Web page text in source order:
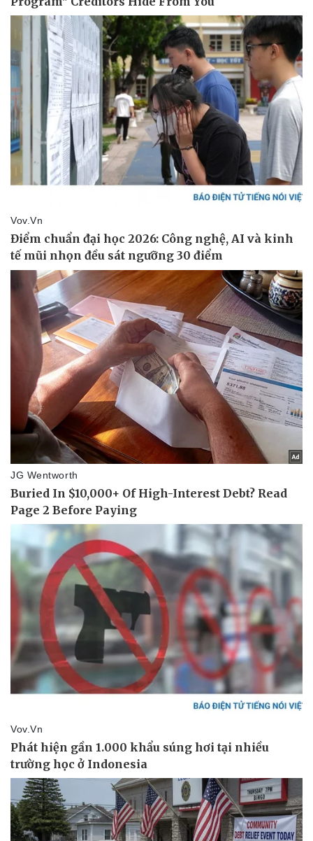
Pháp luật
Tin nóng
Tư vấn luật
Quân sự - Quốc phòng
Vũ khí
Việt Nam
Phân tích